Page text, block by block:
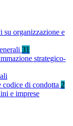
organizzazione e
31
strategico-
codice di condotta 2
e imprese